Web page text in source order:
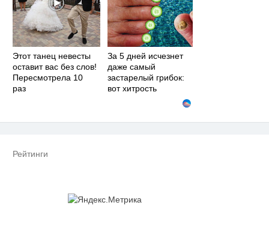
Этот танец невесты
оставит вас без слов!
Пересмотрела 10
раз
За 5 дней исчезнет
даже самый
застарелый грибок:
вот хитрость
Рейтинги